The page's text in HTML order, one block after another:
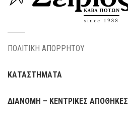
ΠΟΛΙΤΙΚΗ ΑΠΟΡΡΗΤΟΥ
ΚΑΤΑΣΤΗΜΑΤΑ
ΔΙΑΝΟΜΗ – ΚΕΝΤΡΙΚΕΣ ΑΠΟΘΗΚΕΣ